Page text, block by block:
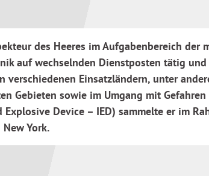
des Heeres im Aufgabenbereich der
auf wechselnden Dienstposten tätig
Einsatzländern, unter
Gebieten sowie im Umgang mit
Device – IED) sammelte er im
York.